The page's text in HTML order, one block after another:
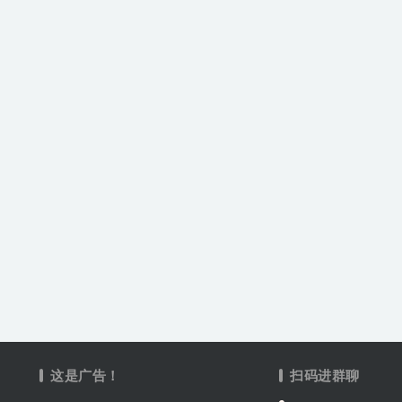
这是广告！ 扫码进群聊